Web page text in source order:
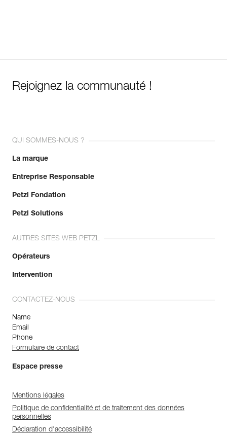
Rejoignez la communauté !
QUI SOMMES-NOUS ?
La marque
Entreprise Responsable
Petzl Fondation
Petzl Solutions
AUTRES SITES WEB PETZL
Opérateurs
Intervention
CONTACTEZ-NOUS
Name
Email
Phone
Formulaire de contact
Espace presse
Mentions légales
Politique de confidentialité et de traitement des données
personnelles
Déclaration d'accessibilité